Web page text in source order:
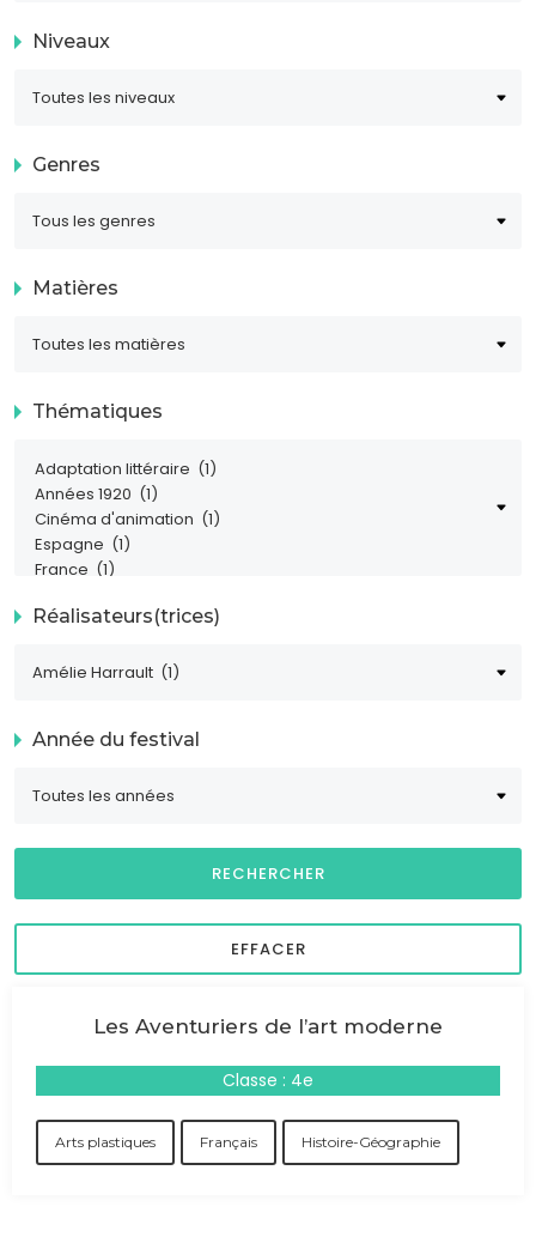
Les Aventuriers de l’art moderne
Classe : 4e
Arts plastiques Français Histoire-Géographie
Niveaux
Genres
Matières
Thématiques
Réalisateurs(trices)
Année du festival